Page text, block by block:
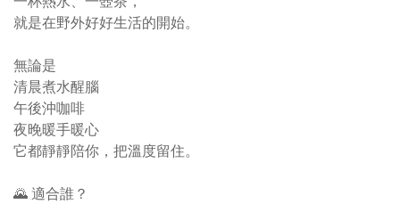
就是在野外好好生活的開始。
無論是
清晨煮水醒腦
午後沖咖啡
夜晚暖手暖心
它都靜靜陪你，把溫度留住。
🌄 適合誰？